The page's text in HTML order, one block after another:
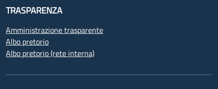
TRASPARENZA
Amministrazione trasparente
Albo pretorio
Albo pretorio (rete interna)